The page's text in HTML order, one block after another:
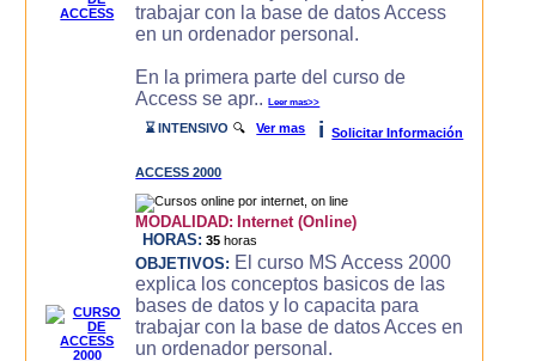
trabajar con la base de datos Access
en un ordenador personal.
En la primera parte del curso de
Access se apr..Leer mas>>
⌛ INTENSIVO 🔍Ver mas i Solicitar Información
ACCESS 2000
MODALIDAD: Internet (Online)
HORAS: 35 horas
OBJETIVOS: El curso MS Access 2000
explica los conceptos basicos de las
bases de datos y lo capacita para
trabajar con la base de datos Acces en
un ordenador personal.